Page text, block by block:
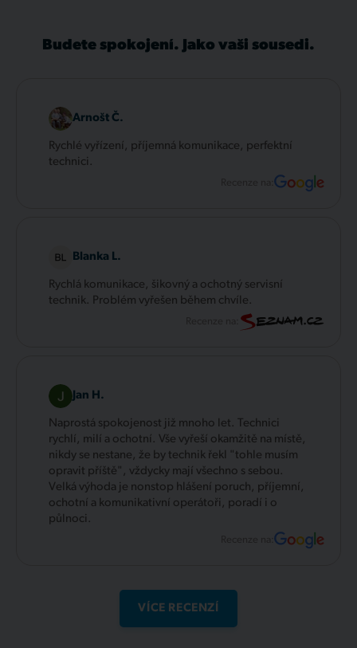
Budete spokojení. Jako vaši sousedi.
Arnošt Č.
Rychlé vyřízení, příjemná komunikace, perfektní
technici.
Recenze na:
Blanka L.
Rychlá komunikace, šikovný a ochotný servisní
technik. Problém vyřešen během chvíle.
Jan H.
Naprostá spokojenost již mnoho let. Technici
rychlí, milí a ochotní. Vše vyřeší okamžitě na místě,
nikdy se nestane, že by technik řekl "tohle musím
opravit příště", vždycky mají všechno s sebou.
Velká výhoda je nonstop hlášení poruch, příjemní,
ochotní a komunikativní operátoři, poradí i o
půlnoci.
Recenze na:
VÍCE RECENZÍ